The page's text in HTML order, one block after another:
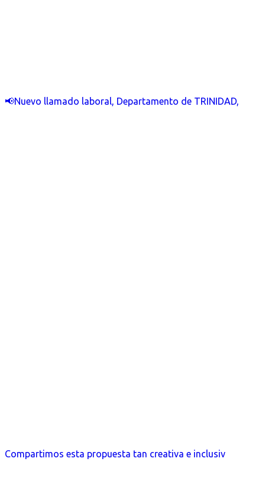
📢Nuevo llamado laboral, Departamento de TRINIDAD,
Compartimos esta propuesta tan creativa e inclusiv